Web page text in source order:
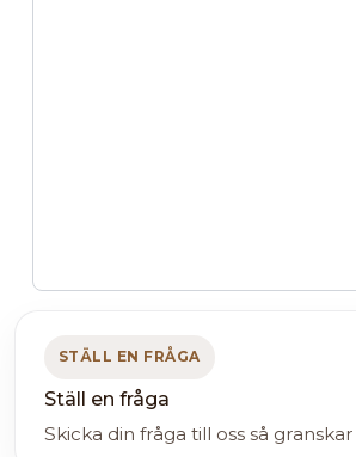
STÄLL EN FRÅGA
Ställ en fråga
Skicka din fråga till oss så